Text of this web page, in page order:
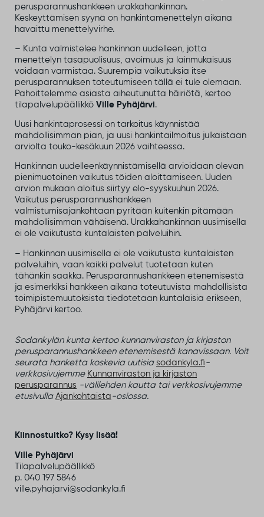
perusparannushankkeen urakkahankinnan.
Keskeyttämisen syynä on hankintamenettelyn aikana
havaittu menettelyvirhe.
– Kunta valmistelee hankinnan uudelleen, jotta
menettelyn tasapuolisuus, avoimuus ja lainmukaisuus
voidaan varmistaa. Suurempia vaikutuksia itse
perusparannuksen toteutumiseen tällä ei tule olemaan.
Pahoittelemme asiasta aiheutunutta häiriötä, kertoo
tilapalvelupäällikkö Ville Pyhäjärvi .
Uusi hankintaprosessi on tarkoitus käynnistää
mahdollisimman pian, ja uusi hankintailmoitus julkaistaan
arviolta touko-kesäkuun 2026 vaihteessa.
Hankinnan uudelleenkäynnistämisellä arvioidaan olevan
pienimuotoinen vaikutus töiden aloittamiseen. Uuden
arvion mukaan aloitus siirtyy elo-syyskuuhun 2026.
Vaikutus perusparannushankkeen
valmistumisajankohtaan pyritään kuitenkin pitämään
mahdollisimman vähäisenä. Urakkahankinnan uusimisella
ei ole vaikutusta kuntalaisten palveluihin.
– Hankinnan uusimisella ei ole vaikutusta kuntalaisten
palveluihin, vaan kaikki palvelut tuotetaan kuten
tähänkin saakka. Perusparannushankkeen etenemisestä
ja esimerkiksi hankkeen aikana toteutuvista mahdollisista
toimipistemuutoksista tiedotetaan kuntalaisia erikseen,
Pyhäjärvi kertoo.
Sodankylän kunta kertoo kunnanviraston ja kirjaston
perusparannushankkeen etenemisestä kanavissaan. Voit
seurata hanketta koskevia uutisia sodankyla.fi -
verkkosivujemme Kunnanviraston ja kirjaston
perusparannus -välilehden kautta tai verkkosivujemme
etusivulla Ajankohtaista -osiossa.
Kiinnostuitko? Kysy lisää!
Ville Pyhäjärvi
Tilapalvelupäällikkö
p. 040 197 5846
ville.pyhajarvi@sodankyla.fi